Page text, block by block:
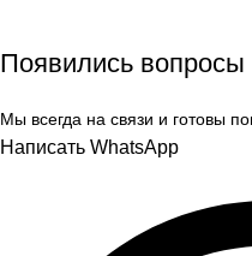
Появились вопросы
Мы всегда на связи и готовы
Написать WhatsApp